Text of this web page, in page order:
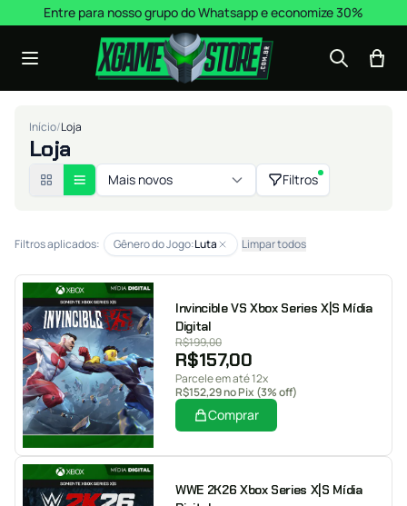
Pular para o conteúdo
Entre para nosso grupo do Whatsapp e economize 30%
Início/Loja
Loja
Mais novos Filtros
Filtros aplicados: Gênero do Jogo:Luta Limpar todos
Invincible VS Xbox Series X|S Mídia
Digital
R$199,00
R$157,00
Parcele em até 12x
R$152,29no Pix (3% off)
Comprar
WWE 2K26 Xbox Series X|S Mídia